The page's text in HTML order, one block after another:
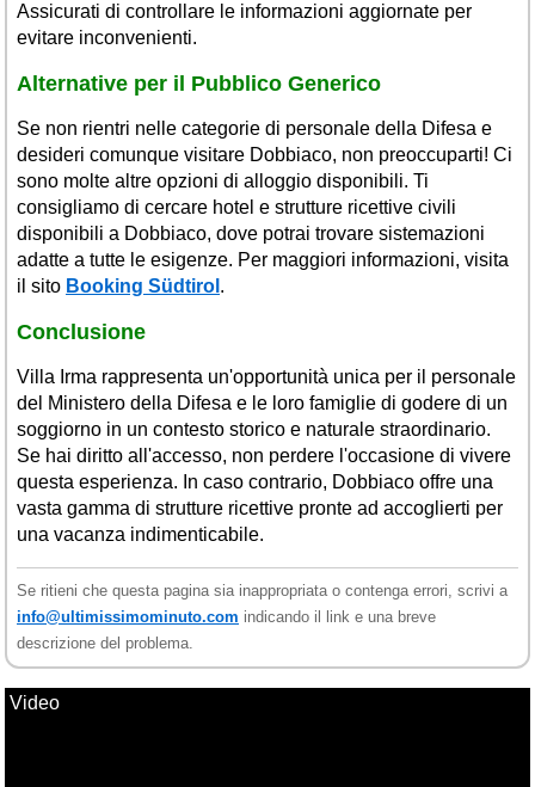
Assicurati di controllare le informazioni aggiornate per
evitare inconvenienti.
Alternative per il Pubblico Generico
Se non rientri nelle categorie di personale della Difesa e
desideri comunque visitare Dobbiaco, non preoccuparti! Ci
sono molte altre opzioni di alloggio disponibili. Ti
consigliamo di cercare hotel e strutture ricettive civili
disponibili a Dobbiaco, dove potrai trovare sistemazioni
adatte a tutte le esigenze. Per maggiori informazioni, visita
il sito Booking Südtirol .
Conclusione
Villa Irma rappresenta un'opportunità unica per il personale
del Ministero della Difesa e le loro famiglie di godere di un
soggiorno in un contesto storico e naturale straordinario.
Se hai diritto all'accesso, non perdere l'occasione di vivere
questa esperienza. In caso contrario, Dobbiaco offre una
vasta gamma di strutture ricettive pronte ad accoglierti per
una vacanza indimenticabile.
Se ritieni che questa pagina sia inappropriata o contenga errori, scrivi a
info@ultimissimominuto.com indicando il link e una breve
descrizione del problema.
Video